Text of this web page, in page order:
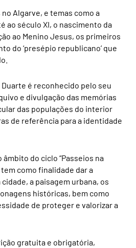
Algarve, e temas como a
ao século XI, o nascimento da
ao Menino Jesus, os primeiros
do ‘presépio republicano’ que
Duarte é reconhecido pelo seu
e divulgação das memórias
das populações do interior
de referência para a identidade
do ciclo “Passeios na
como finalidade dar a
a paisagem urbana, os
históricas, bem como
de proteger e valorizar a
gratuita e obrigatória,